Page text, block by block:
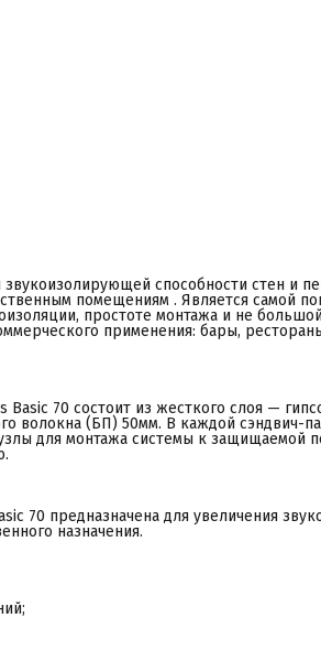
материал
Гипс Бэйсик для звукоизоляции
от шумных соседей. Смотреть
способности стен и
помещениям . Является самой
простоте монтажа и не
применения: бары,
70 состоит из жесткого слоя —
волокна (БП) 50мм. В каждой сэндвич-
для монтажа системы к защищаемой
70 предназначена для увеличения
назначения.